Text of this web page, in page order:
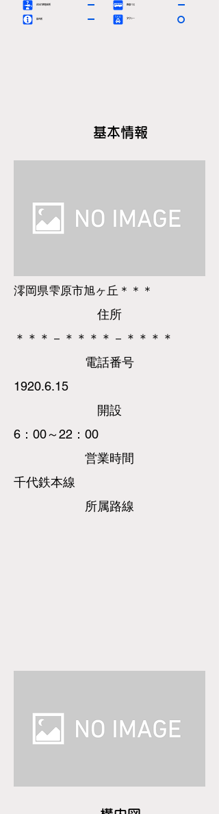
お忘れ物取扱所 ー
案内所 ー タクシー 〇
路線バス ー
基本情報
澪岡県雫原市旭ヶ丘＊＊＊
​住所
＊＊＊－＊＊＊＊－＊＊＊＊
​電話番号
1920.6.15
​開設
6：00～22：00
営業時間
千代鉄本線
所属路線